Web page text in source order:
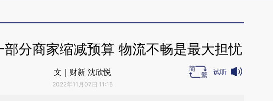
部分商家缩减预算 物流不畅是最大担忧
文｜财新 沈欣悦
2022年11月07日 11:15
试听